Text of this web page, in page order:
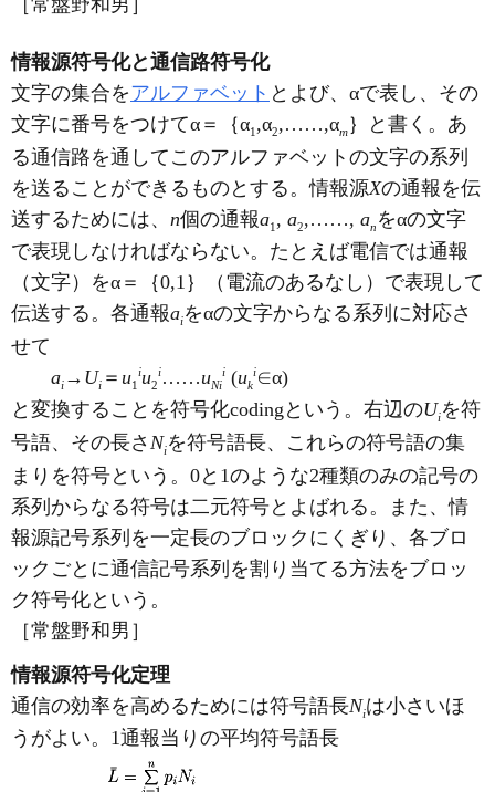
情報源符号化と通信路符号化
文字の集合をアルファベット とよび、αで表し、その
文字に番号をつけてα＝｛α1 ,α2,……,αm｝と書く。あ
る通信路を通してこのアルファベットの文字の系列
を送ることができるものとする。情報源Xの通報を伝
送するためには、 n個の通報a1 , a2,……, an をαの文字
で表現しなければならない。たとえば電信では通報
（文字）をα＝｛0,1｝（電流のあるなし）で表現して
伝送する。各通報aiをαの文字からなる系列に対応さ
せて
ai → Ui ＝ u1
iu2
i……uNi
i (uk
i∈α)
と変換することを符号化codingという。右辺のUiを符
号語、その長さ Niを符号語長、これらの符号語の集
まりを符号という。0と1のような2種類のみの記号の
系列からなる符号は二元符号とよばれる。また、情
報源記号系列を一定長のブロックにくぎり、各ブロ
ックごとに通信記号系列を割り当てる方法をブロッ
ク符号化という。
［常盤野和男］
情報源符号化定理
通信の効率を高めるためには符号語長Niは小さいほ
うがよい。1通報当りの平均符号語長